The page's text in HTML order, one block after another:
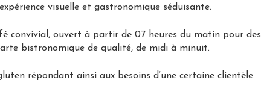
visuelle et gastronomique séduisante.
convivial, ouvert à partir de 07 heures du matin pour des
bistronomique de qualité, de midi à minuit.
répondant ainsi aux besoins d’une certaine clientèle.